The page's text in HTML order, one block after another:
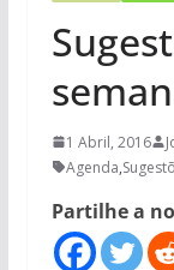
1 Abril, 2016
Agenda,
Partilhe a